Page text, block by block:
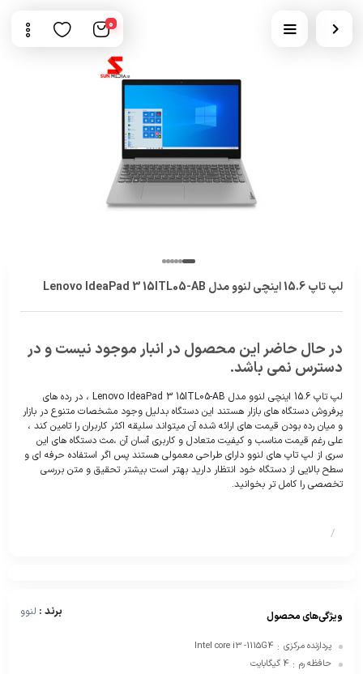
0
لپ تاپ 15.6 اینچی لنوو مدل Lenovo IdeaPad 3 15ITL05-AB
در حال حاضر این محصول در انبار موجود نیست و در
دسترس نمی باشد.
لپ تاپ 15.6 اینچی لنوو مدل Lenovo IdeaPad 3 15ITL05-AB ، در رده های
پرفروش دستگاه های بازار هستند این دستگاه بدلیل وجود مشخصات متنوع در بازار
و میان رده بودن قیمت های ارائه شده آن میتواند سلیقه اکثر کاربران را تامین کند ،
علی رغم قیمت مناسب و کیفیت متعادل و کاربری آسان آن ،مث دستگاه های این
سری از لپ تاپ های لنوو دارای طراحی معمولی هستند پس اگر استفاده حرفه ای و
سطح بالایی از دستگاه خود انتظار دارید بهتر است بیشتر تحقیق و متن بررسی
تخصصی را کامل تر بخوانید.
/
برند : لنوو ویژگی‌های محصول
پردازنده مرکزی :
Intel core i3 -1115G4
حافظه رم : 4 گیگابایت